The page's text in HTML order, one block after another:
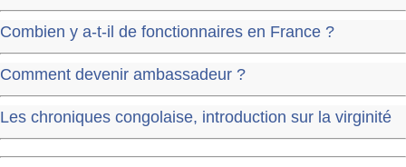
Combien y a-t-il de fonctionnaires en France ?
Comment devenir ambassadeur ?
Les chroniques congolaise, introduction sur la virginité